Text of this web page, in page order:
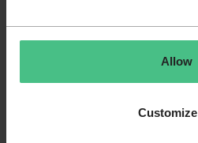
Allow
Customize
Terug naar verhalen
Meer weten?